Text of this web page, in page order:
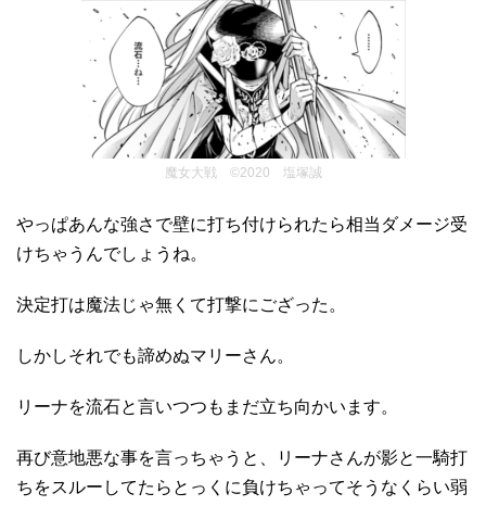
魔女大戦 ©2020 塩塚誠
やっぱあんな強さで壁に打ち付けられたら相当ダメージ受
けちゃうんでしょうね。
決定打は魔法じゃ無くて打撃にござった。
しかしそれでも諦めぬマリーさん。
リーナを流石と言いつつもまだ立ち向かいます。
再び意地悪な事を言っちゃうと、リーナさんが影と一騎打
ちをスルーしてたらとっくに負けちゃってそうなくらい弱